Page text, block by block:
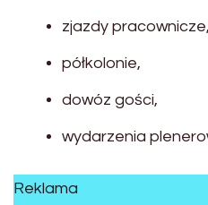
zjazdy pracownicze,
półkolonie,
dowóz gości,
wydarzenia
Reklama